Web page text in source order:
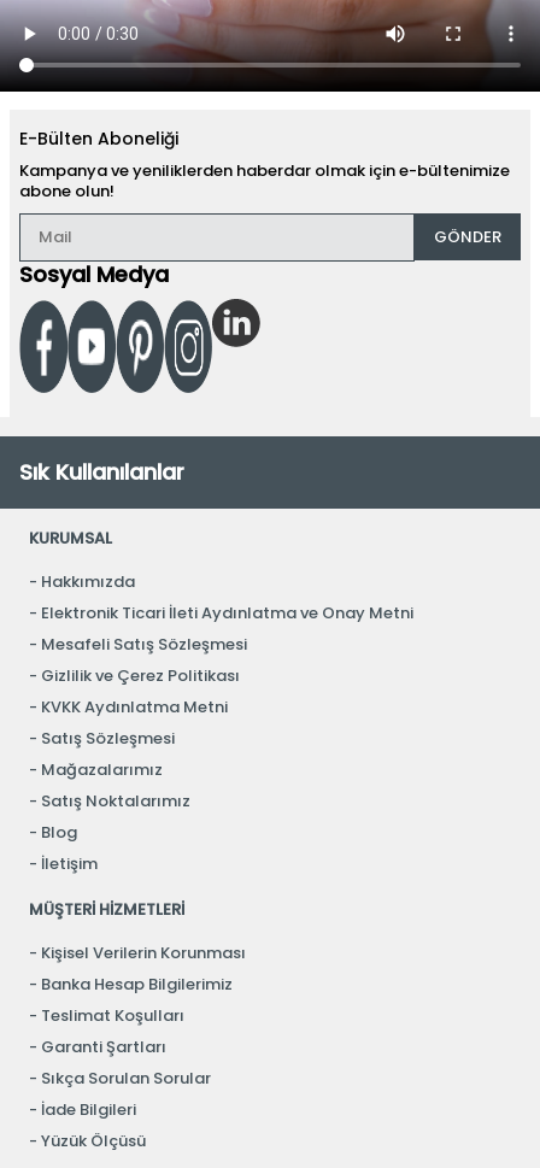
E-Bülten Aboneliği
Kampanya ve yeniliklerden haberdar olmak için e-bültenimize
abone olun!
GÖNDER
Sosyal Medya
Sık Kullanılanlar
KURUMSAL
Hakkımızda
Elektronik Ticari İleti Aydınlatma ve Onay Metni
Mesafeli Satış Sözleşmesi
Gizlilik ve Çerez Politikası
KVKK Aydınlatma Metni
Satış Sözleşmesi
Mağazalarımız
Satış Noktalarımız
Blog
İletişim
MÜŞTERİ HİZMETLERİ
Kişisel Verilerin Korunması
Banka Hesap Bilgilerimiz
Teslimat Koşulları
Garanti Şartları
Sıkça Sorulan Sorular
İade Bilgileri
Yüzük Ölçüsü